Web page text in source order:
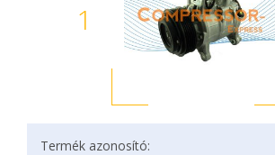
1
Termék azonosító: